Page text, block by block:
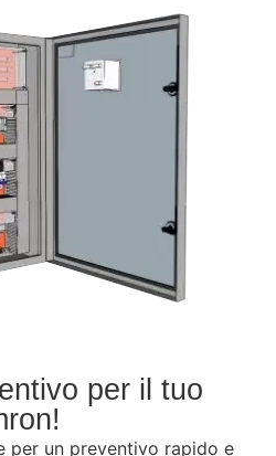
per il tuo
per un preventivo rapido e